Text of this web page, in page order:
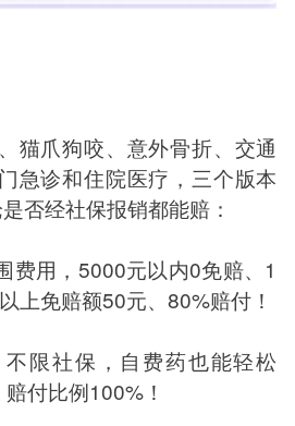
猫爪狗咬、意外骨折、交通
急诊和住院医疗，三个版本
否经社保报销都能赔：
费用，5000元以内0免赔、1
上免赔额50元、80%赔付！
限社保，自费药也能轻松
付比例100%！